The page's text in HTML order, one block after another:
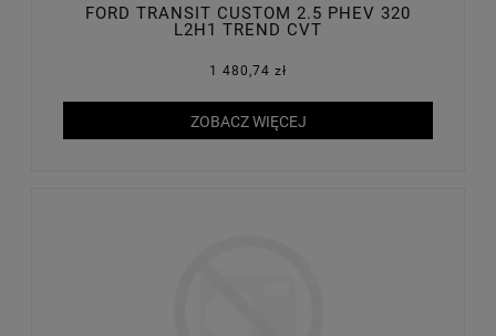
FORD TRANSIT CUSTOM 2.5 PHEV 320
L2H1 TREND CVT
1 480,74 zł
ZOBACZ WIĘCEJ